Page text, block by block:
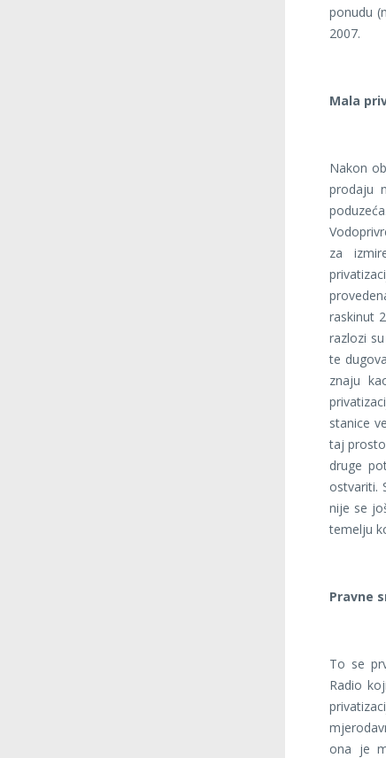
ponudu
2007.
Mala
Nakon
prodaju
za
raskinut
razlozi
te
znaju
stanice
taj
druge
ostvariti.
nije se
temelju
Pravne
To se
Radio
ona je